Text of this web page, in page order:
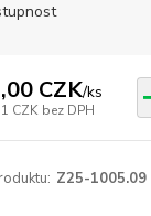
CZK/ks
CZK bez DPH
Z25-1005.09